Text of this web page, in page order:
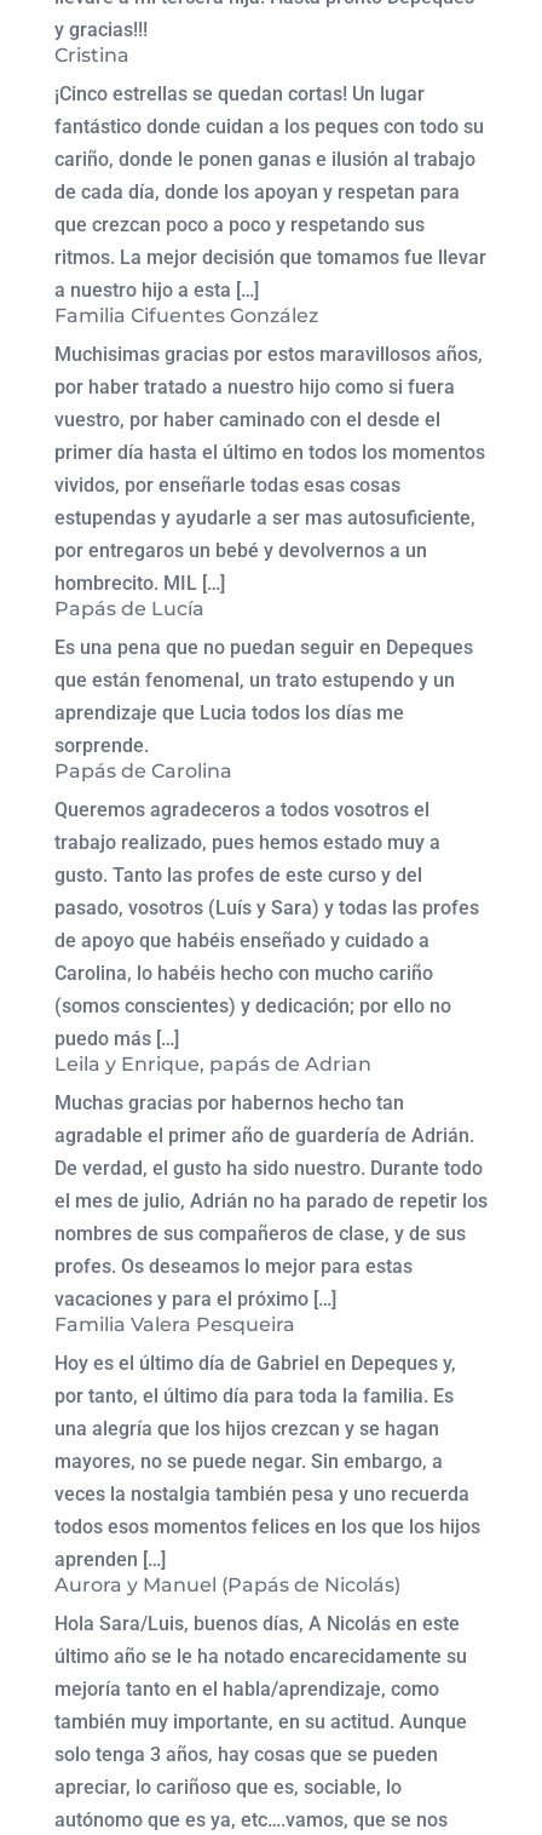
y gracias!!!
Cristina
¡Cinco estrellas se quedan cortas! Un lugar
fantástico donde cuidan a los peques con todo su
cariño, donde le ponen ganas e ilusión al trabajo
de cada día, donde los apoyan y respetan para
que crezcan poco a poco y respetando sus
ritmos. La mejor decisión que tomamos fue llevar
a nuestro hijo a esta […]
Familia Cifuentes González
Muchisimas gracias por estos maravillosos años,
por haber tratado a nuestro hijo como si fuera
vuestro, por haber caminado con el desde el
primer día hasta el último en todos los momentos
vividos, por enseñarle todas esas cosas
estupendas y ayudarle a ser mas autosuficiente,
por entregaros un bebé y devolvernos a un
hombrecito. MIL […]
Papás de Lucía
Es una pena que no puedan seguir en Depeques
que están fenomenal, un trato estupendo y un
aprendizaje que Lucia todos los días me
sorprende.
Papás de Carolina
Queremos agradeceros a todos vosotros el
trabajo realizado, pues hemos estado muy a
gusto. Tanto las profes de este curso y del
pasado, vosotros (Luís y Sara) y todas las profes
de apoyo que habéis enseñado y cuidado a
Carolina, lo habéis hecho con mucho cariño
(somos conscientes) y dedicación; por ello no
puedo más […]
Leila y Enrique, papás de Adrian
Muchas gracias por habernos hecho tan
agradable el primer año de guardería de Adrián.
De verdad, el gusto ha sido nuestro. Durante todo
el mes de julio, Adrián no ha parado de repetir los
nombres de sus compañeros de clase, y de sus
profes. Os deseamos lo mejor para estas
vacaciones y para el próximo […]
Familia Valera Pesqueira
Hoy es el último día de Gabriel en Depeques y,
por tanto, el último día para toda la familia. Es
una alegría que los hijos crezcan y se hagan
mayores, no se puede negar. Sin embargo, a
veces la nostalgia también pesa y uno recuerda
todos esos momentos felices en los que los hijos
aprenden […]
Aurora y Manuel (Papás de Nicolás)
Hola Sara/Luis, buenos días, A Nicolás en este
último año se le ha notado encarecidamente su
mejoría tanto en el habla/aprendizaje, como
también muy importante, en su actitud. Aunque
solo tenga 3 años, hay cosas que se pueden
apreciar, lo cariñoso que es, sociable, lo
autónomo que es ya, etc….vamos, que se nos